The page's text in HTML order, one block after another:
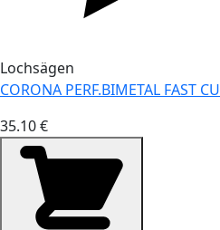
Lochsägen
CORONA PERF.BIMETAL FAST
35.10 €